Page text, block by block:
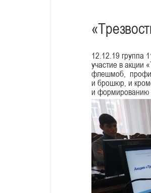
12.12.19 группа
участие в акции
флешмоб,
и брошюр, и
и формированию